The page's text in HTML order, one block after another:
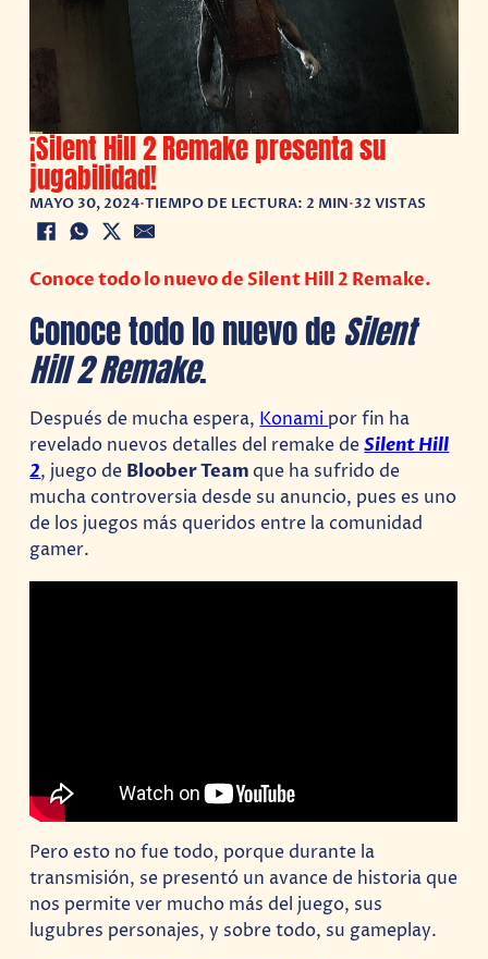
¡Silent Hill 2 Remake presenta su
jugabilidad!
MAYO 30, 2024•TIEMPO DE LECTURA: 2 MIN•32 VISTAS
Conoce todo lo nuevo de Silent Hill 2 Remake.
Conoce todo lo nuevo de Silent
Hill 2 Remake.
Después de mucha espera,Konamipor fin ha
revelado nuevos detalles del remake deSilent Hill
2, juego de Bloober Teamque ha sufrido de
mucha controversia desde su anuncio, pues es uno
de los juegos más queridos entre la comunidad
gamer.
Pero esto no fue todo, porque durante la
transmisión, se presentó un avance de historia que
nos permite ver mucho más del juego, sus
lugubres personajes, y sobre todo, su gameplay.